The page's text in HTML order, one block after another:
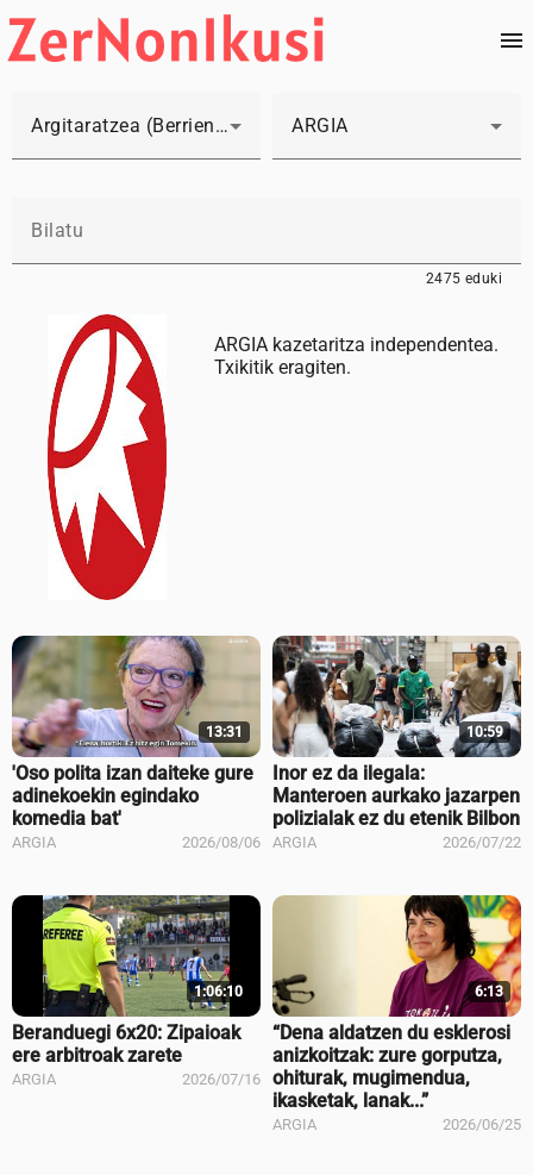
Argitaratzea (Berrienak lehenengo) ARGIA
2475 eduki
ARGIA kazetaritza independentea.
Txikitik eragiten.
13:31
'Oso polita izan daiteke gure
adinekoekin egindako
komedia bat'
ARGIA 2026/08/06
10:59
Inor ez da ilegala:
Manteroen aurkako jazarpen
polizialak ez du etenik Bilbon
ARGIA 2026/07/22
1:06:10
Beranduegi 6x20: Zipaioak
ere arbitroak zarete
ARGIA 2026/07/16
6:13
“Dena aldatzen du esklerosi
anizkoitzak: zure gorputza,
ohiturak, mugimendua,
ikasketak, lanak...”
ARGIA 2026/06/25